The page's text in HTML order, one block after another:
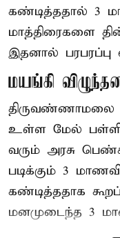
கண்டித்ததால் 3
மாத்திரைகளை
இதனால் பரபரப்பு
மயங்கி
திருவண்ணாமலை
உள்ள மேல்
வரும் அரசு
படிக்கும் 3
கண்டித்ததாக
மனமுடைந்த 3